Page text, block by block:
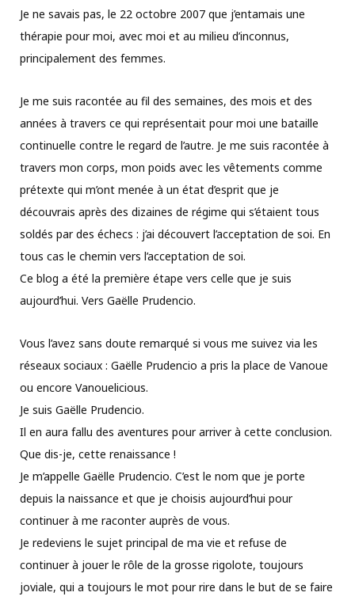
Je ne savais pas, le 22 octobre 2007 que j’entamais une
thérapie pour moi, avec moi et au milieu d’inconnus,
principalement des femmes.
Je me suis racontée au fil des semaines, des mois et des
années à travers ce qui représentait pour moi une bataille
continuelle contre le regard de l’autre. Je me suis racontée à
travers mon corps, mon poids avec les vêtements comme
prétexte qui m’ont menée à un état d’esprit que je
découvrais après des dizaines de régime qui s’étaient tous
soldés par des échecs : j’ai découvert l’acceptation de soi. En
tous cas le chemin vers l’acceptation de soi.
Ce blog a été la première étape vers celle que je suis
aujourd’hui. Vers Gaëlle Prudencio.
Vous l’avez sans doute remarqué si vous me suivez via les
réseaux sociaux : Gaëlle Prudencio a pris la place de Vanoue
ou encore Vanouelicious.
Je suis Gaëlle Prudencio.
Il en aura fallu des aventures pour arriver à cette conclusion.
Que dis-je, cette renaissance !
Je m’appelle Gaëlle Prudencio. C’est le nom que je porte
depuis la naissance et que je choisis aujourd’hui pour
continuer à me raconter auprès de vous.
Je redeviens le sujet principal de ma vie et refuse de
continuer à jouer le rôle de la grosse rigolote, toujours
joviale, qui a toujours le mot pour rire dans le but de se faire